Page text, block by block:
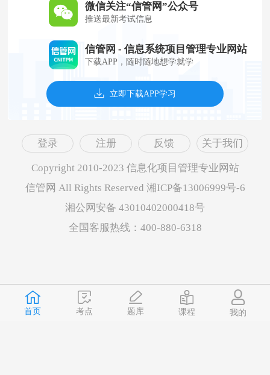
首页 考点 题库 课程 我的
微信关注“信管网”公众号
推送最新考试信息
信管网 - 信息系统项目管理专业网站
下载APP，随时随地想学就学
立即下载APP学习
登录 注册 反馈 关于我们
Copyright 2010-2023 信息化项目管理专业网站
信管网 All Rights Reserved 湘ICP备13006999号-6
湘公网安备 43010402000418号
全国客服热线：400-880-6318